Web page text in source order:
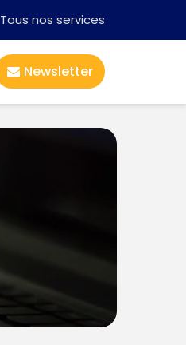
Tous nos services
Newsletter